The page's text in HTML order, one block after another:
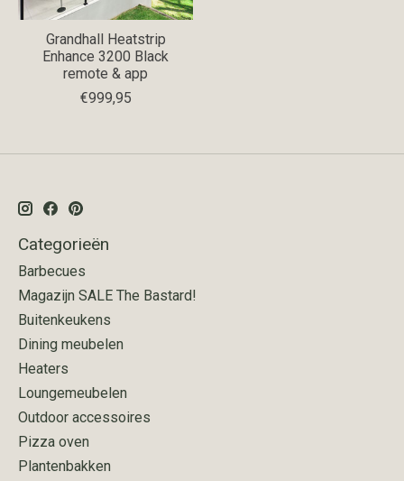
Grandhall Heatstrip
Enhance 3200 Black
remote & app
€999,95
Categorieën
Barbecues
Magazijn SALE The Bastard!
Buitenkeukens
Dining meubelen
Heaters
Loungemeubelen
Outdoor accessoires
Pizza oven
Plantenbakken